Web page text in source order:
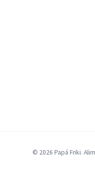
© 2026 Papá Friki.